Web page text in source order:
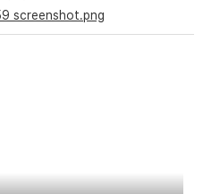
59 screenshot.png